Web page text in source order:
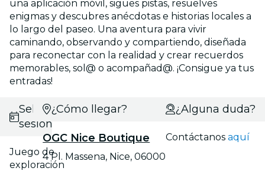
una aplicación móvil, sigues pistas, resuelves
enigmas y descubres anécdotas e historias locales a
lo largo del paseo. Una aventura para vivir
caminando, observando y compartiendo, diseñada
para reconectar con la realidad y crear recuerdos
memorables, sol@ o acompañad@. ¡Consigue ya tus
entradas!
Selecciona
sesión
Juego de
exploración
¿Cómo llegar?
OGC Nice Boutique
4 Pl. Massena, Nice, 06000
¿Alguna duda?
Contáctanosaquí